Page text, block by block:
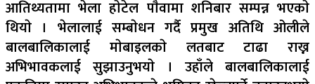
आतिथ्यतामा भेला हाेटेल पाैवामा शनिबार सम्पन्न भएकाे
थियाे । भेलालाई सम्बाेधन गर्दै प्रमुख अतिथि ओलीले
बालबालिकालाई माेबाइलकाे लतबाट टाढा राख्न
अभिभावकलाई सुझाउनुभयाे । उहाँले बालबालिकालाई